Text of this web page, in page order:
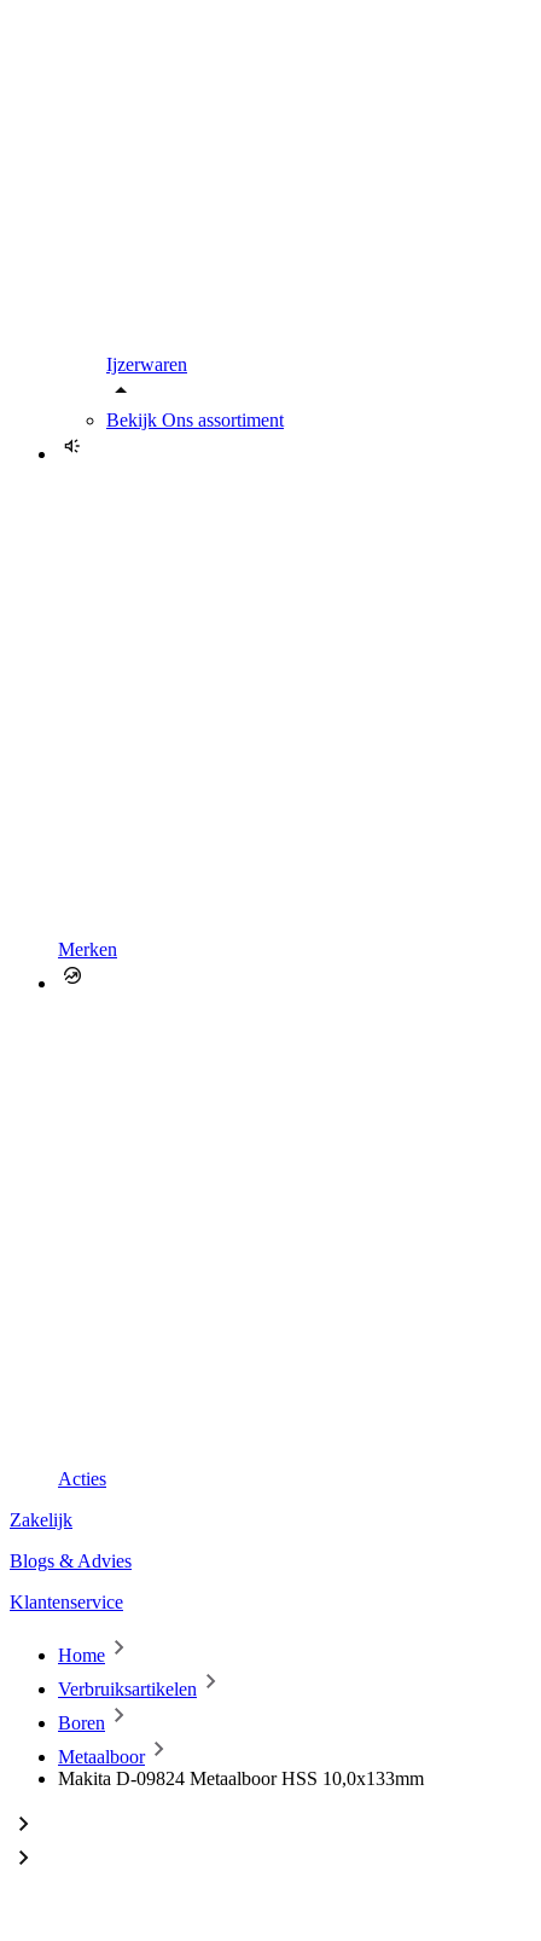
Ijzerwaren
Bekijk Ons assortiment
Merken
Acties
Zakelijk
Blogs & Advies
Klantenservice
Home
Verbruiksartikelen
Boren
Metaalboor
Makita D-09824 Metaalboor HSS 10,0x133mm